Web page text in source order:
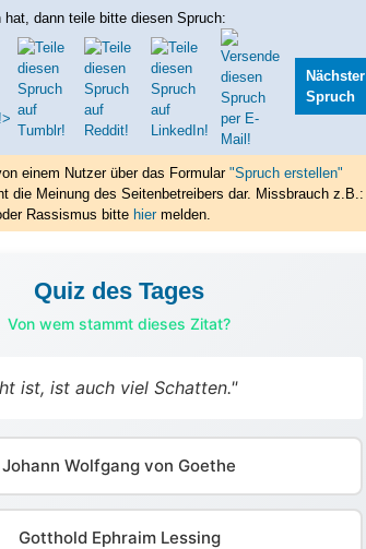
hat, dann teile bitte diesen Spruch:
Nächster
Spruch
einem Nutzer über das Formular"Spruch erstellen"
die Meinung des Seitenbetreibers dar. Missbrauch z.B.:
Rassismus bitte hiermelden.
Quiz des Tages
Von wem stammt dieses Zitat?
ist, ist auch viel Schatten."
Johann Wolfgang von Goethe
Gotthold Ephraim Lessing